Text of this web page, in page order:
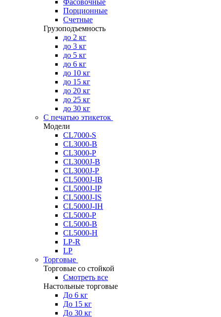
Фасовочные
Порционные
Счетные
Грузоподъемность
до 2 кг
до 3 кг
до 5 кг
до 6 кг
до 10 кг
до 15 кг
до 20 кг
до 25 кг
до 30 кг
С печатью этикеток
Модели
CL7000-S
CL3000-B
CL3000-P
CL3000J-B
CL3000J-P
CL5000J-IB
CL5000J-IP
CL5000J-IS
CL5000J-IH
CL5000-P
CL5000-B
CL5000-H
LP-R
LP
Торговые
Торговые со стойкой
Смотреть все
Настольные торговые
До 6 кг
До 15 кг
До 30 кг